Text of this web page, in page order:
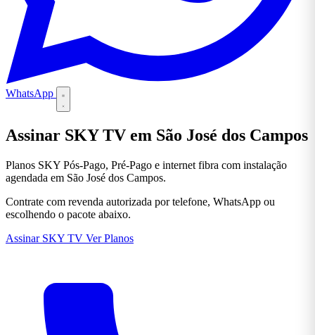
WhatsApp
Assinar SKY TV em São José dos Campos
Planos SKY Pós-Pago, Pré-Pago e internet fibra com instalação
agendada em São José dos Campos.
Contrate com revenda autorizada por telefone, WhatsApp ou
escolhendo o pacote abaixo.
Assinar SKY TV Ver Planos